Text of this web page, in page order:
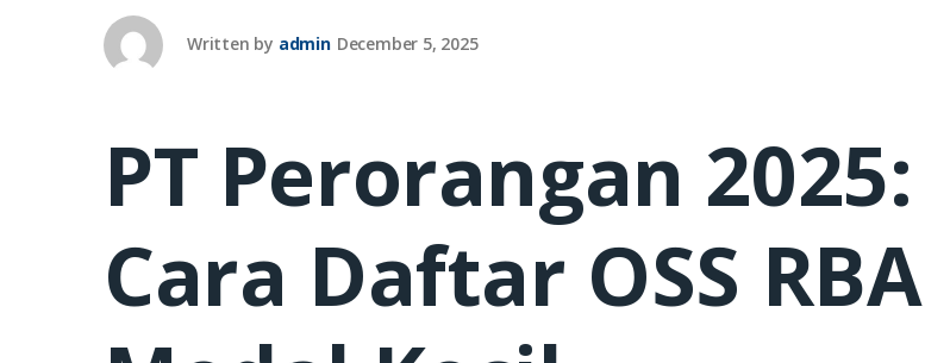
Written by admin December 5, 2025
PT Perorangan 2025:
Cara Daftar OSS RBA